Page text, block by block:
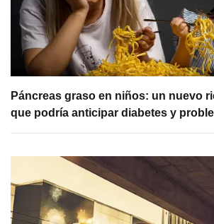
Páncreas graso en niños: un nuevo
que podría anticipar diabetes y